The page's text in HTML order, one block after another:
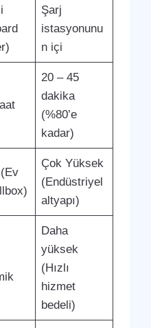
Şarj
istasyonunu
n içi
20 – 45
dakika
(%80’e
kadar)
Çok Yüksek
(Endüstriyel
altyapı)
Daha
yüksek
(Hızlı
hizmet
bedeli)